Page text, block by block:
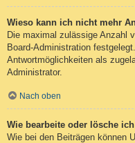
Wieso kann ich nicht mehr
Die maximal zulässige Anzahl
Board-Administration
Antwortmöglichkeiten als
Administrator.
Nach oben
Wie bearbeite oder lösche
Wie bei den Beiträgen können